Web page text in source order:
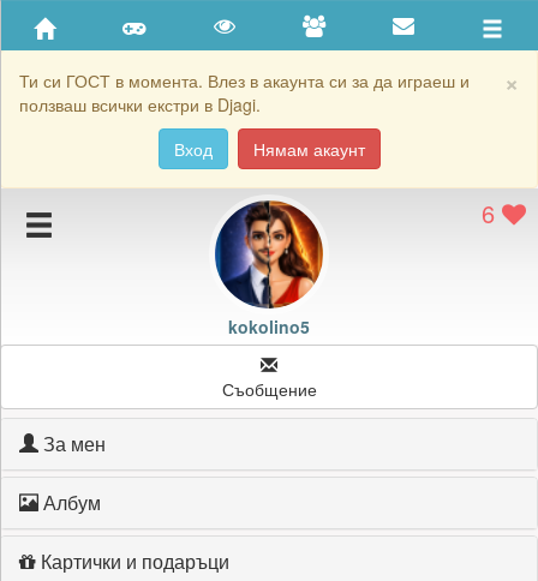
×
Ти си ГОСТ в момента. Влез в акаунта си за да играеш и
ползваш всички екстри в Djagi.
Вход
Нямам акаунт
Приятели
Хронология на игри
Подаръците на kokolino5
Картичките на kokolino5
6
kokolino5
Съобщение
За мен
Албум
Картички и подаръци